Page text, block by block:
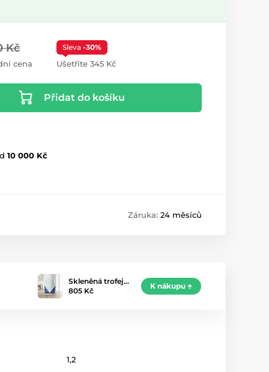
Kč
cena
Sleva -30%
Ušetříte 345 Kč
Přidat do košíku
10 000 Kč
Záruka: 24 měsíců
Skleněná trofej…
805 Kč
K nákupu
1,2